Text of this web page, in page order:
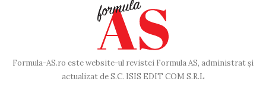
Formula-AS.ro este website-ul revistei Formula AS, administrat și
actualizat de S.C. ISIS EDIT COM S.R.L